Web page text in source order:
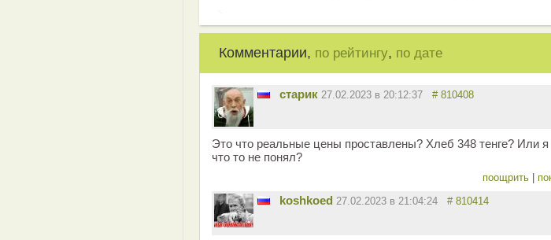
Комментарии, по рейтингу, по дате
старик 27.02.2023 в 20:12:37 # 810408
Это что реальные цены проставлены? Хлеб 348 тенге? Или я
что то не понял?
поощрить
koshkoed 27.02.2023 в 21:04:24 # 810414